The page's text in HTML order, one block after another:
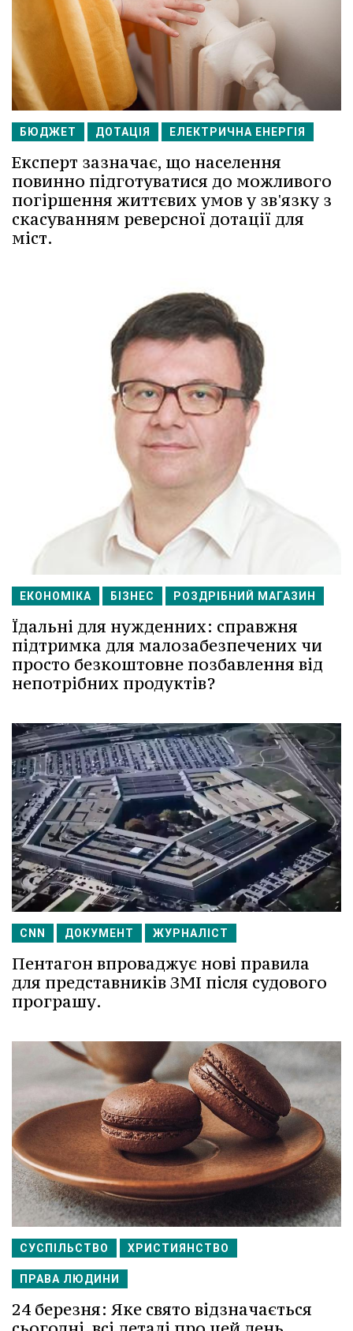
БЮДЖЕТ ДОТАЦІЯ ЕЛЕКТРИЧНА ЕНЕРГІЯ
Експерт зазначає, що населення
повинно підготуватися до можливого
погіршення життєвих умов у зв'язку з
скасуванням реверсної дотації для
міст.
ЕКОНОМІКА БІЗНЕС РОЗДРІБНИЙ МАГАЗИН
Їдальні для нужденних: справжня
підтримка для малозабезпечених чи
просто безкоштовне позбавлення від
непотрібних продуктів?
CNN ДОКУМЕНТ ЖУРНАЛІСТ
Пентагон впроваджує нові правила
для представників ЗМІ після судового
програшу.
СУСПІЛЬСТВО ХРИСТИЯНСТВО
ПРАВА ЛЮДИНИ
24 березня: Яке свято відзначається